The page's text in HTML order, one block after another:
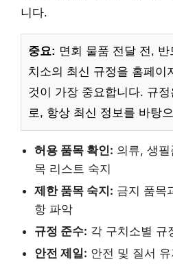
니다.
중요: 면회 물품 전달 전,
치소의 최신 규정을 홈페이
것이 가장 중요합니다. 규
로, 항상 최신 정보를 바탕
허용 품목 확인: 의류, 생
목 리스트 숙지
제한 품목 숙지: 금지 품목
항 파악
규정 준수: 각 구치소별 규
안전 제일: 안전 및 질서